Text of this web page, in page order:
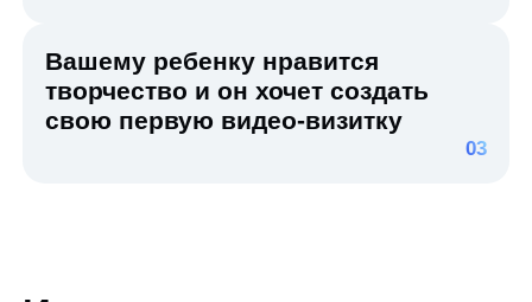
для вашего ребенка
провести летние
каникулы весело